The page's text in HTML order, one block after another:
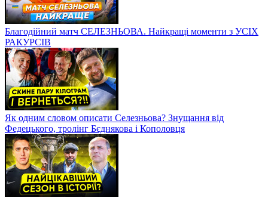
Благодійний матч СЕЛЕЗНЬОВА. Найкращі моменти з УСІХ
РАКУРСІВ
Як одним словом описати Селезньова? Знущання від
Федецького, тролінг Бєднякова і Кополовця